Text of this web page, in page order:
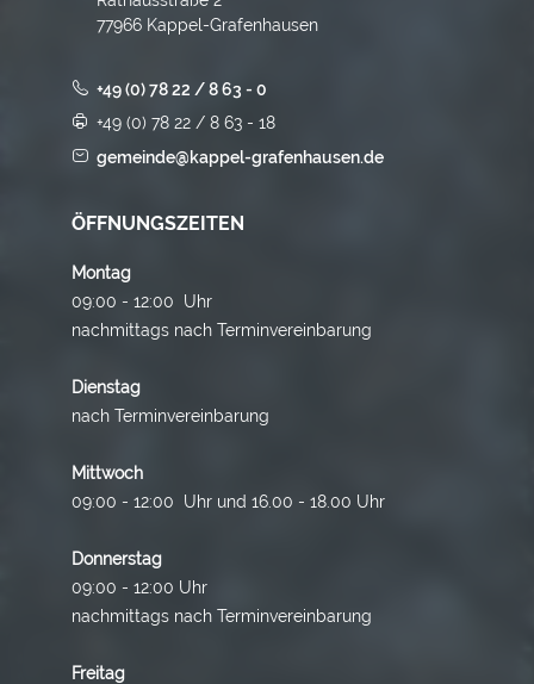
77966 Kappel-Grafenhausen
+49 (0) 78 22 / 8 63 - 0
+49 (0) 78 22 / 8 63 - 18
gemeinde@kappel-grafenhausen.de
ÖFFNUNGSZEITEN
Montag
09:00 - 12:00 Uhr
nachmittags nach Terminvereinbarung
Dienstag
nach Terminvereinbarung
Mittwoch
09:00 - 12:00 Uhr und 16.00 - 18.00 Uhr
Donnerstag
09:00 - 12:00 Uhr
nachmittags nach Terminvereinbarung
Freitag